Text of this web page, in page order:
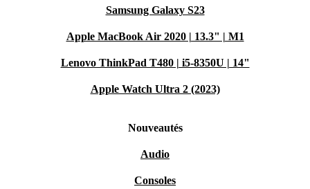
Samsung Galaxy S23
Apple MacBook Air 2020 | 13.3" | M1
Lenovo ThinkPad T480 | i5-8350U | 14"
Apple Watch Ultra 2 (2023)
Nouveautés
Audio
Consoles